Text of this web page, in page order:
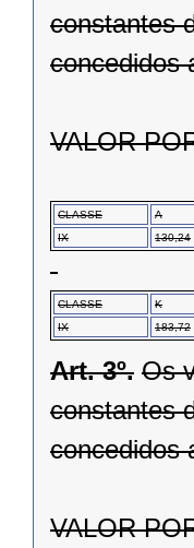
constantes
concedidos
VALOR
CLASSE A
IX
130,24
CLASSE K
IX
183,72
Art. 3º. Os
constantes
concedidos
VALOR